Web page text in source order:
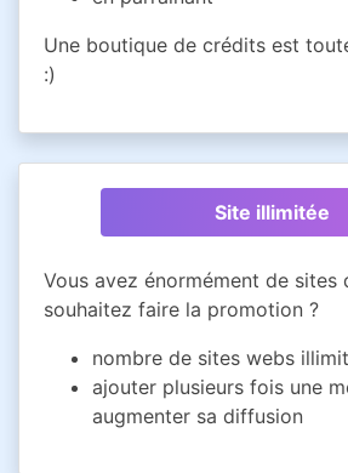
Une boutique de crédits est
:)
Site illimitée
Vous avez énormément de sites
souhaitez faire la promotion ?
nombre de sites webs
ajouter plusieurs fois une
augmenter sa diffusion